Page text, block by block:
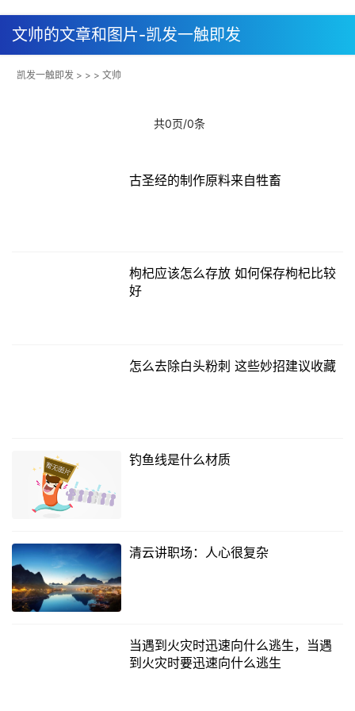
文帅的文章和图片-凯发一触即发
凯发一触即发 > > > 文帅
共0页/0条
古圣经的制作原料来自牲畜
枸杞应该怎么存放 如何保存枸杞比较
好
怎么去除白头粉刺 这些妙招建议收藏
钓鱼线是什么材质
清云讲职场：人心很复杂
当遇到火灾时迅速向什么逃生，当遇
到火灾时要迅速向什么逃生